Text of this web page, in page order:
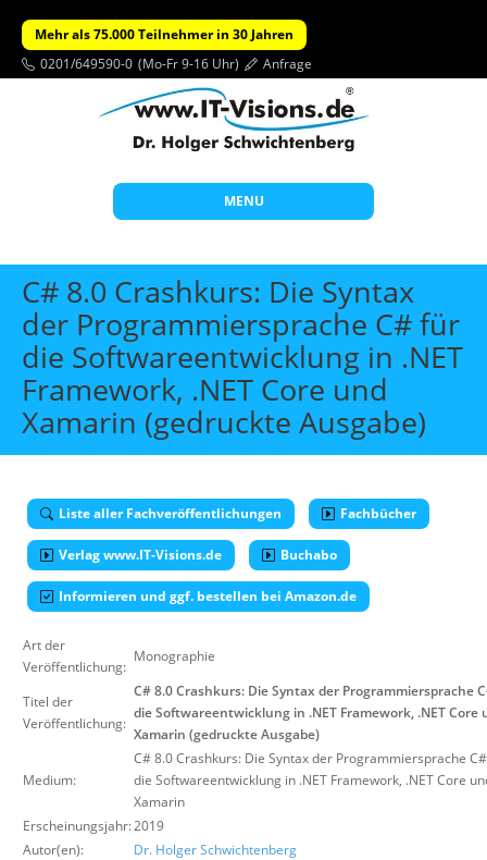
Mehr als 75.000 Teilnehmer in 30 Jahren
0201/649590-0 (Mo-Fr 9-16 Uhr) Anfrage
MENU
Start
Themen
Beratung
Individuelle Schulungen
Offene Seminare
Über uns
Suche
C# 8.0 Crashkurs: Die Syntax
der Programmiersprache C# für
die Softwareentwicklung in .NET
Framework, .NET Core und
Xamarin (gedruckte Ausgabe)
Liste aller Fachveröffentlichungen Fachbücher
Verlag www.IT-Visions.de Buchabo
Informieren und ggf. bestellen bei Amazon.de
Art der
Veröffentlichung:
Monographie
Titel der
Veröffentlichung:
C# 8.0 Crashkurs: Die Syntax der Programmiersprache
die Softwareentwicklung in .NET Framework, .NET Core
Xamarin (gedruckte Ausgabe)
Medium:
C# 8.0 Crashkurs: Die Syntax der Programmiersprache
die Softwareentwicklung in .NET Framework, .NET Core
Xamarin
Erscheinungsjahr:2019
Autor(en):
Dr. Holger Schwichtenberg